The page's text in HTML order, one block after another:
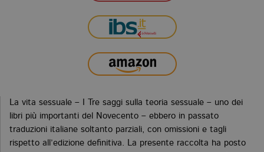
La vita sessuale – I Tre saggi sulla teoria sessuale – uno dei
libri più importanti del Novecento – ebbero in passato
traduzioni italiane soltanto parziali, con omissioni e tagli
rispetto all’edizione definitiva. La presente raccolta ha posto